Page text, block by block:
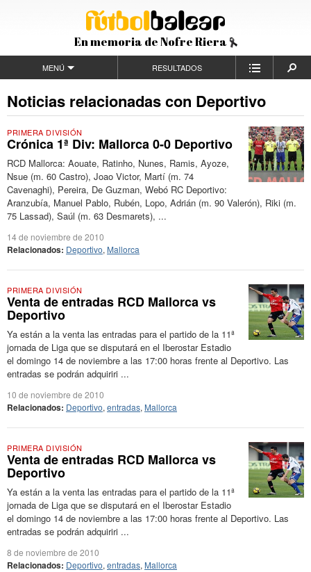
En memoria de Nofre Riera
MENÚ RESULTADOS
Noticias relacionadas con Deportivo
PRIMERA DIVISIÓN
Crónica 1ª Div: Mallorca 0-0 Deportivo
RCD Mallorca: Aouate, Ratinho, Nunes, Ramis, Ayoze,
Nsue (m. 60 Castro), Joao Victor, Martí (m. 74
Cavenaghi), Pereira, De Guzman, Webó RC Deportivo:
Aranzubía, Manuel Pablo, Rubén, Lopo, Adrián (m. 90 Valerón), Riki (m.
75 Lassad), Saúl (m. 63 Desmarets), ...
14 de noviembre de 2010
Relacionados: Deportivo, Mallorca
PRIMERA DIVISIÓN
Venta de entradas RCD Mallorca vs
Deportivo
Ya están a la venta las entradas para el partido de la 11ª
jornada de Liga que se disputará en el Iberostar Estadio
el domingo 14 de noviembre a las 17:00 horas frente al Deportivo. Las
entradas se podrán adquiriri ...
10 de noviembre de 2010
Relacionados: Deportivo, entradas, Mallorca
PRIMERA DIVISIÓN
Venta de entradas RCD Mallorca vs
Deportivo
Ya están a la venta las entradas para el partido de la 11ª
jornada de Liga que se disputará en el Iberostar Estadio
el domingo 14 de noviembre a las 17:00 horas frente al Deportivo. Las
entradas se podrán adquiriri ...
8 de noviembre de 2010
Relacionados: Deportivo, entradas, Mallorca